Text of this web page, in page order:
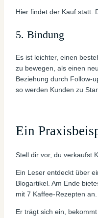
Hier findet der Kauf statt.
5. Bindung
Es ist leichter, einen
zu bewegen, als einen
Beziehung durch Follow-
so werden Kunden zu
Ein
Stell dir vor, du verkaufst
Ein Leser entdeckt über
Blogartikel. Am Ende
mit 7 Kaffee-Rezepten an.
Er trägt sich ein,